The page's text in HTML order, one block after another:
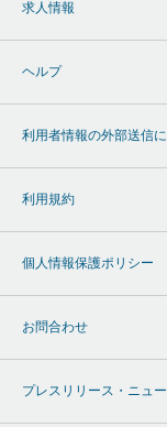
求人情報
ヘルプ
利用者情報の外部送信
利用規約
個人情報保護ポリシー
お問合わせ
プレスリリース・ニュ